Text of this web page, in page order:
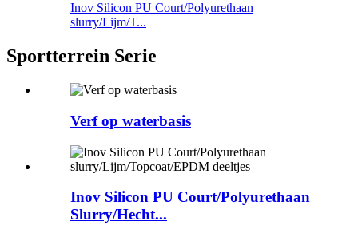
Inov Silicon PU Court/Polyurethaan
slurry/Lijm/T...
Sportterrein Serie
Verf op waterbasis
Inov Silicon PU Court/Polyurethaan
Slurry/Hecht...